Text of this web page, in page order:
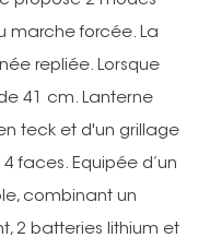
marche forcée. La
repliée. Lorsque
41 cm. Lanterne
teck et d'un grillage
faces. Equipée d’un
combinant un
2 batteries lithium et